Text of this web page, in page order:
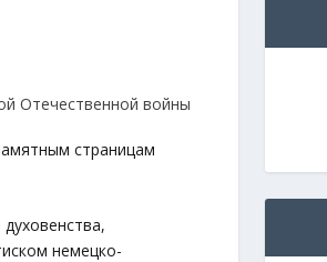
страницам
немецко-